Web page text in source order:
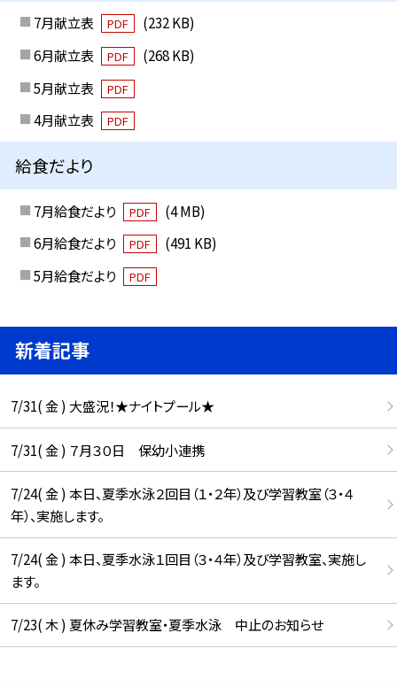
7月献立表 PDF
(232 KB)
6月献立表
PDF
(268 KB)
5月献立表
PDF
4月献立表 PDF
給食だより
7月給食だより PDF
(4 MB)
6月給食だより
PDF
(491 KB)
5月給食だより
PDF
新着記事
7/31( 金 ) 大盛況！★ナイトプール★
7/31( 金 ) ７月３０日 保幼小連携
7/24( 金 ) 本日、夏季水泳２回目（１・２年）及び学習教室（３・４
年）、実施します。
7/24( 金 ) 本日、夏季水泳１回目（３・４年）及び学習教室、実施し
ます。
7/23( 木 ) 夏休み学習教室・夏季水泳 中止のお知らせ